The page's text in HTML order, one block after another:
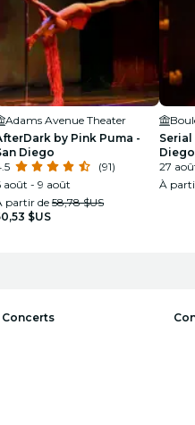
Adams Avenue Theater
by Pink Puma -
Diego
(91)
août - 9 août
partir de 58,78 $US
$US
Serial
Diego
27
À
Concerts